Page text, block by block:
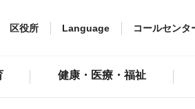
区役所 Language コールセンタ
健康・医療・福祉